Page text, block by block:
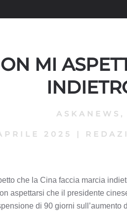
MI
ASKANEWS ,
2025 |
che la Cina faccia marcia
aspettarsi che il presidente
di 90 giorni